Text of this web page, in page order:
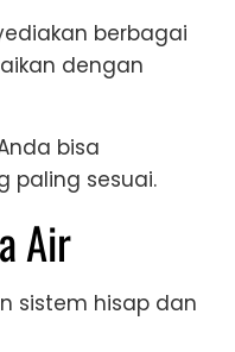
berbagai
dengan
bisa
paling sesuai.
Air
sistem hisap dan